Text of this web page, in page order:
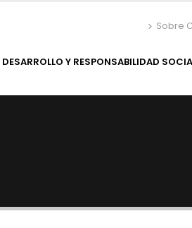
Sobre
DESARROLLO Y RESPONSABILIDAD